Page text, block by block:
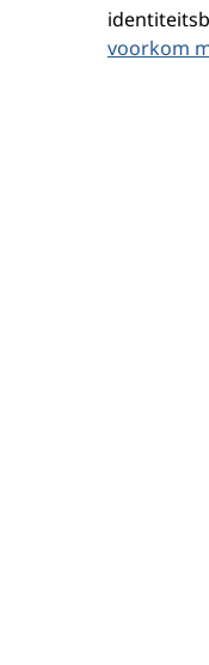
voorkom